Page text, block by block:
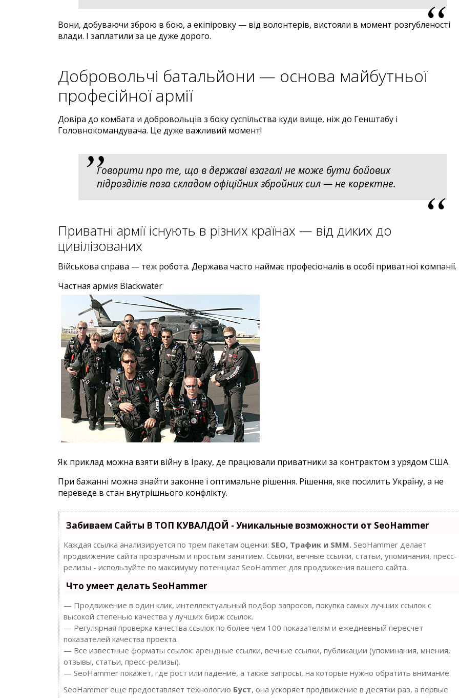
Вони, добуваючи зброю в бою, а екіпіровку — від волонтерів, вистояли в момент розгубленості
влади. І заплатили за це дуже дорого.
Добровольчі батальйони — основа майбутньої
професійної армії
Довіра до комбата и добровольців з боку суспільства куди вище, ніж до Генштабу і
Головнокомандувача. Це дуже важливий момент!
Говорити про те, що в державі взагалі не може бути бойових
підрозділів поза складом офіційних збройних сил — не коректне.
Приватні армії існують в різних країнах — від диких до
цивілізованих
Військова справа — теж робота. Держава часто наймає професіоналів в особі приватної компанії.
Частная армия Blackwater
Як приклад можна взяти війну в Іраку, де працювали приватники за контрактом з урядом США.
При бажанні можна знайти законне і оптимальне рішення. Рішення, яке посилить Україну, а не
переведе в стан внутрішнього конфлікту.
Забиваем Сайты В ТОП КУВАЛДОЙ - Уникальные возможности от SeoHammer
Каждая ссылка анализируется по трем пакетам оценки: SEO, Трафик и SMM. SeoHammer делает
продвижение сайта прозрачным и простым занятием. Ссылки, вечные ссылки, статьи, упоминания, пресс-
релизы - используйте по максимуму потенциал SeoHammer для продвижения вашего сайта.
Что умеет делать SeoHammer
— Продвижение в один клик, интеллектуальный подбор запросов, покупка самых лучших ссылок с
высокой степенью качества у лучших бирж ссылок.
— Регулярная проверка качества ссылок по более чем 100 показателям и ежедневный пересчет
показателей качества проекта.
— Все известные форматы ссылок: арендные ссылки, вечные ссылки, публикации (упоминания, мнения,
отзывы, статьи, пресс-релизы).
— SeoHammer покажет, где рост или падение, а также запросы, на которые нужно обратить внимание.
SeoHammer еще предоставляет технологию Буст, она ускоряет продвижение в десятки раз, а первые